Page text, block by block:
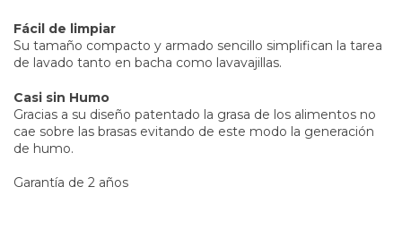
Fácil de limpiar
Su tamaño compacto y armado sencillo simplifican la tarea
de lavado tanto en bacha como lavavajillas.
Casi sin Humo
Gracias a su diseño patentado la grasa de los alimentos no
cae sobre las brasas evitando de este modo la generación
de humo.
Garantía de 2 años